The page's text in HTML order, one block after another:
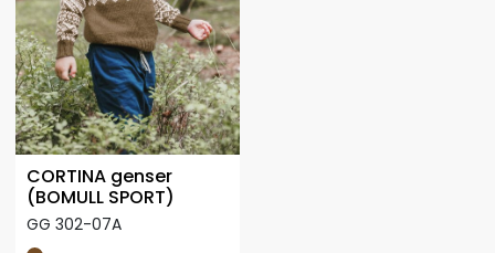
CORTINA genser
(BOMULL SPORT)
GG 302-07A